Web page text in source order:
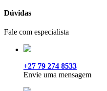
Dúvidas
Fale com especialista
+27 79 274 8533
Envie uma mensagem